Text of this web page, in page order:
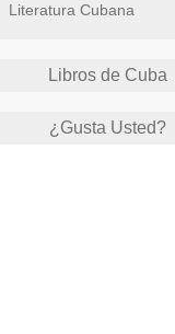
Literatura Cubana
Libros de Cuba
¿Gusta Usted?